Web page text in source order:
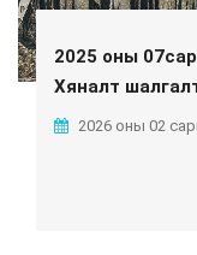
2025 оны
Хяналт
2026 оны 02